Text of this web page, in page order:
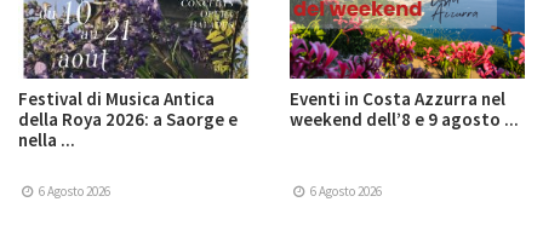
Festival di Musica Antica
della Roya 2026: a Saorge e
nella ...
6 Agosto 2026
Eventi in Costa Azzurra nel
weekend dell’8 e 9 agosto ...
6 Agosto 2026